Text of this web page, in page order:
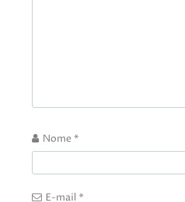
Nome *
E-mail *